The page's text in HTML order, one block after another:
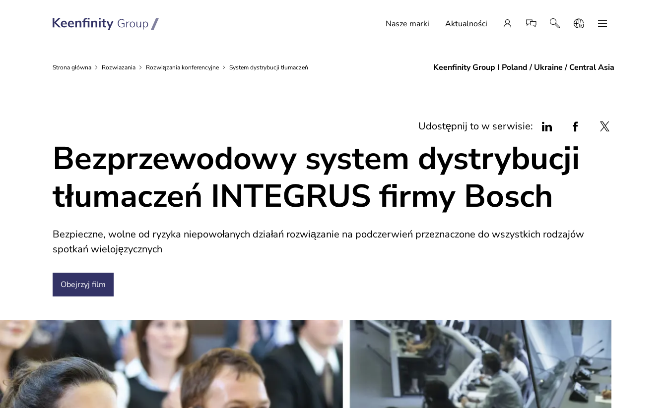
Nasze marki Aktualności
Stronagłówna Rozwiazania Rozwiązaniakonferencyjne System dystrybucji tłumaczeń Keenfinity Group I Poland / Ukraine / Central Asia
Udostępnij to w serwisie:
Bezprzewodowy system dystrybucji
tłumaczeń INTEGRUS firmy Bosch
Bezpieczne, wolne od ryzyka niepowołanych działań rozwiązanie na podczerwień przeznaczone do wszystkich rodzajów
spotkań wielojęzycznych
Obejrzyj film